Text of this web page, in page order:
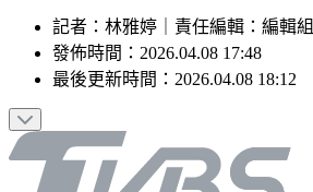
記者 ： 林雅婷 責任編輯 ： 編輯組
發佈時間： 2026.04.08 17:48
最後更新時間： 2026.04.08 18:12